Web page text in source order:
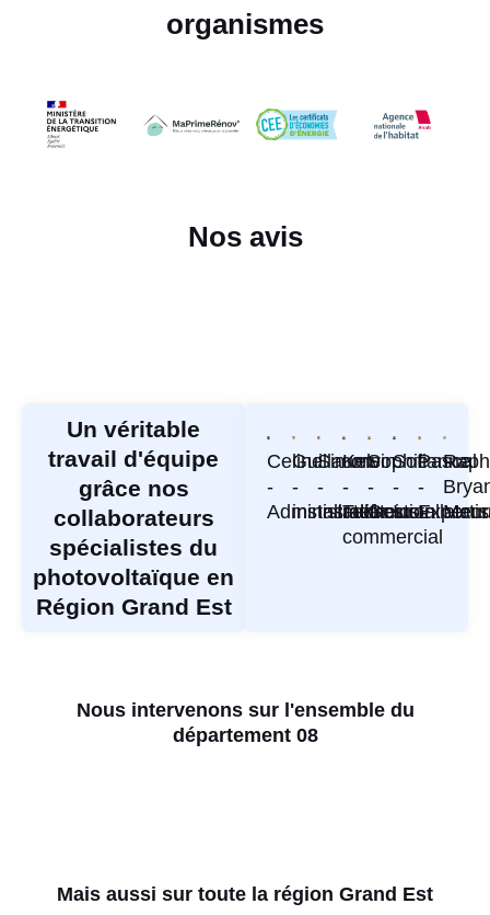
organismes
Nos avis
Un véritable
travail d'équipe
grâce nos
collaborateurs
spécialistes du
photovoltaïque en
Région Grand Est
Celine
-
Administratif
Guillaume
-
installateur
Simon
-
Installateur
Kelvin
-
Technico-
commercial
Sophie
-
Gestion
Sofianne
-
Installateur
Pascal
-
Nous intervenons sur l'ensemble du
département 08
Mais aussi sur toute la région Grand Est